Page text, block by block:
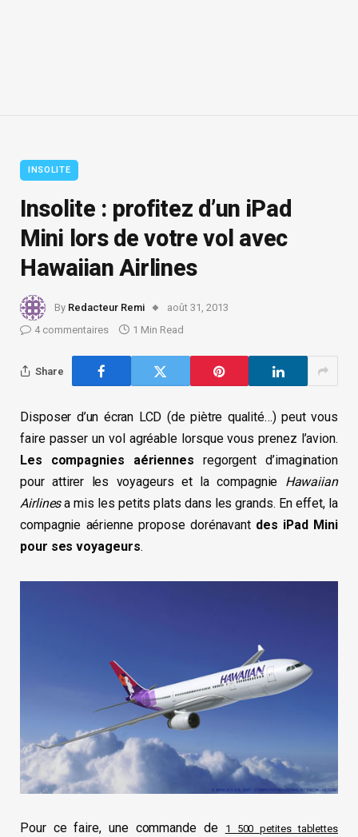
INSOLITE
Insolite : profitez d’un iPad
Mini lors de votre vol avec
Hawaiian Airlines
By Redacteur Remi
août 31, 2013
4 commentaires
1 Min Read
Share
Disposer d’un écran LCD (de piètre qualité…) peut vous
faire passer un vol agréable lorsque vous prenez l’avion.
Les compagnies aériennes regorgent d’imagination
pour attirer les voyageurs et la compagnie Hawaiian
Airlinesa mis les petits plats dans les grands. En effet, la
compagnie aérienne propose dorénavant des iPad Mini
pour ses voyageurs.
Pour ce faire, une commande de
1 500 petites tablettes